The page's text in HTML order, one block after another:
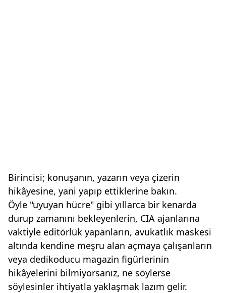
Birincisi; konuşanın, yazarın veya çizerin
hikâyesine, yani yapıp ettiklerine bakın.
Öyle "uyuyan hücre" gibi yıllarca bir kenarda
durup zamanını bekleyenlerin, CIA ajanlarına
vaktiyle editörlük yapanların, avukatlık maskesi
altında kendine meşru alan açmaya çalışanların
veya dedikoducu magazin figürlerinin
hikâyelerini bilmiyorsanız, ne söylerse
söylesinler ihtiyatla yaklaşmak lazım gelir.